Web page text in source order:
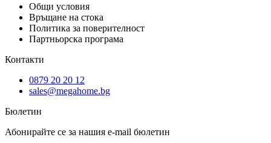
Общи условия
Връщане на стока
Политика за поверителност
Партньорска програма
Контакти
0879 20 20 12
sales@megahome.bg
Бюлетин
Абонирайте се за нашия e-mail бюлетин